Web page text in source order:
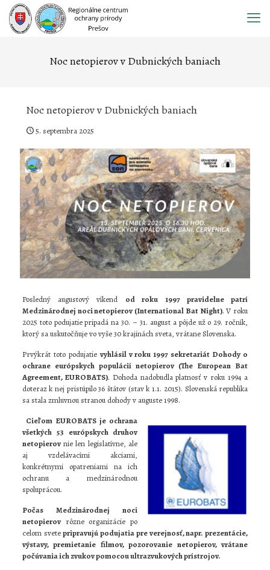
Prejsť
obsah
Noc netopierov v Dubnických baniach
Noc netopierov v Dubnických baniach
5. septembra 2025
Posledný augustový víkend od roku 1997 pravidelne patrí
Medzinárodnej noci netopierov (International Bat Night). V roku
2025 toto podujatie pripadá na 30. – 31. august a pôjde už o 29. ročník,
ktorý sa uskutočňuje vo vyše 30 krajinách sveta, vrátane Slovenska.
Prvýkrát toto podujatie vyhlásil v roku 1997 sekretariát Dohody o
ochrane európskych populácií netopierov (The European Bat
Agreement, EUROBATS). Dohoda nadobudla platnosť v roku 1994 a
doteraz k nej pristúpilo 36 štátov (stav k 1.1. 2015). Slovenská republika
sa stala zmluvnou stranou dohody v auguste 1998.
Cieľom EUROBATS je ochrana
všetkých 53 európskych druhov
netopierovnie len legislatívne, ale
aj vzdelávacími akciami,
konkrétnymi opatreniami na ich
ochranu a medzinárodnou
spoluprácou.
Počas Medzinárodnej noci
netopierovrôzne organizácie po
celom svetepripravujú podujatia pre verejnosť, napr. prezentácie,
výstavy, premietanie filmov, pozorovanie netopierov, vrátane
počúvania ich zvukov pomocou ultrazvukových prístrojov.